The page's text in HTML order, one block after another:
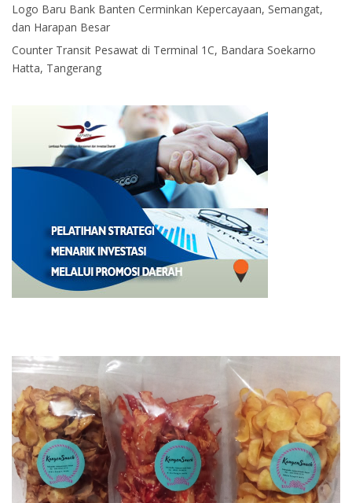
Logo Baru Bank Banten Cerminkan Kepercayaan, Semangat,
dan Harapan Besar
Counter Transit Pesawat di Terminal 1C, Bandara Soekarno
Hatta, Tangerang